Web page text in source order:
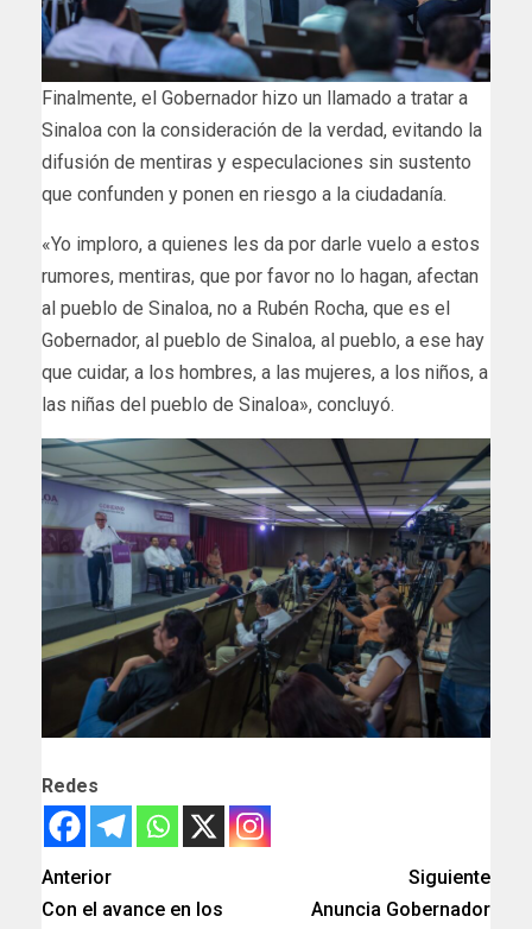
Finalmente, el Gobernador hizo un llamado a tratar a
Sinaloa con la consideración de la verdad, evitando la
difusión de mentiras y especulaciones sin sustento
que confunden y ponen en riesgo a la ciudadanía.
«Yo imploro, a quienes les da por darle vuelo a estos
rumores, mentiras, que por favor no lo hagan, afectan
al pueblo de Sinaloa, no a Rubén Rocha, que es el
Gobernador, al pueblo de Sinaloa, al pueblo, a ese hay
que cuidar, a los hombres, a las mujeres, a los niños, a
las niñas del pueblo de Sinaloa», concluyó.
Redes
Anterior
Con el avance en los
Siguiente
Anuncia Gobernador